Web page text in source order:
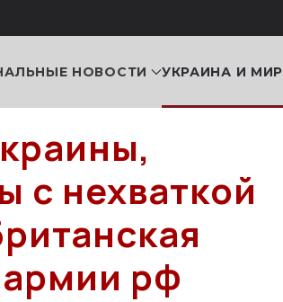
НОВОСТИ УКРАИНА И МИР
с нехваткой
армии рф